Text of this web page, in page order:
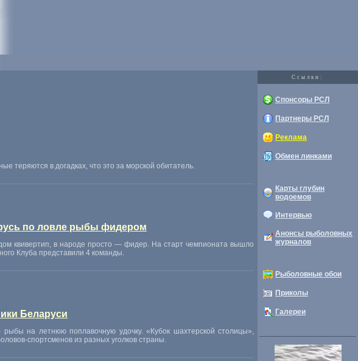
Cсылки:
теряются в догадках, что это за морской обитатель.
по ловле рыбы фидером
квивертип, в народе просто — фидер. На старт чемпионата вышло
Клуба представили 4 команды.
Беларуси
на летнюю поплавочную удочку. «Кубок шахтерской столицы»,
спортсменов из разных уголков страны.
Спонсоры РСЛ
Партнеры РСЛ
Реклама
Обмен линками
Карты глубин
водоемов
Интервью
Анонсы рыболовных
журналов
Рыболовные обои
Приколы
Галереи